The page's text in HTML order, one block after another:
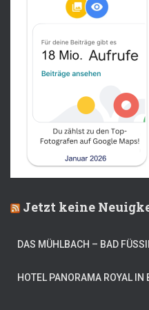
Jetzt keine
DAS MÜHLBACH – BAD
HOTEL PANORAMA ROYAL IN